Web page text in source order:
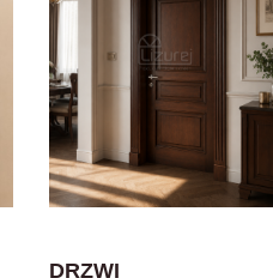
DRZWI